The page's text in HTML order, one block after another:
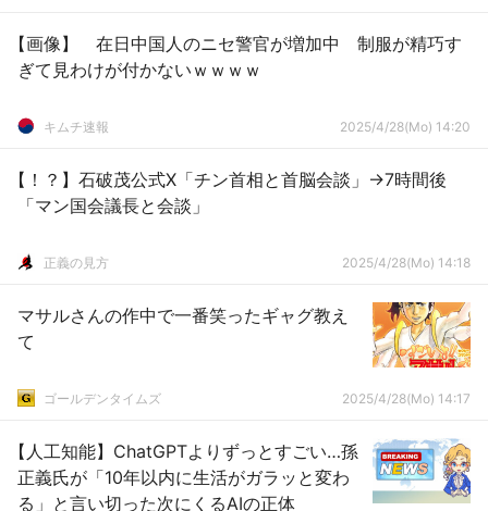
【画像】 在日中国人のニセ警官が増加中 制服が精巧す
ぎて見わけが付かないｗｗｗｗ
キムチ速報 2025/4/28(Mo) 14:20
【！？】石破茂公式X「チン首相と首脳会談」→7時間後
「マン国会議長と会談」
正義の見方 2025/4/28(Mo) 14:18
マサルさんの作中で一番笑ったギャグ教え
て
ゴールデンタイムズ 2025/4/28(Mo) 14:17
【人工知能】ChatGPTよりずっとすごい…孫
正義氏が「10年以内に生活がガラッと変わ
る」と言い切った次にくるAIの正体